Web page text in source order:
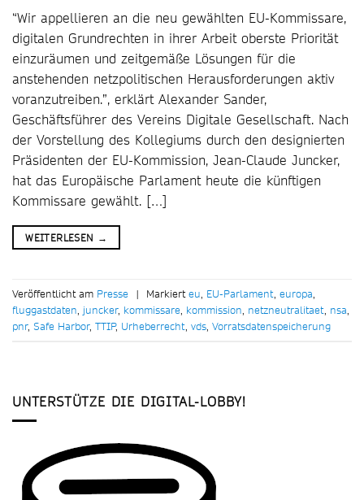
“Wir appellieren an die neu gewählten EU-Kommissare,
digitalen Grundrechten in ihrer Arbeit oberste Priorität
einzuräumen und zeitgemäße Lösungen für die
anstehenden netzpolitischen Herausforderungen aktiv
voranzutreiben.”, erklärt Alexander Sander,
Geschäftsführer des Vereins Digitale Gesellschaft. Nach
der Vorstellung des Kollegiums durch den designierten
Präsidenten der EU-Kommission, Jean-Claude Juncker,
hat das Europäische Parlament heute die künftigen
Kommissare gewählt. […]
WEITERLESEN →
Veröffentlicht am Presse | Markierteu, EU-Parlament, europa,
fluggastdaten, juncker, kommissare, kommission, netzneutralitaet, nsa,
pnr, Safe Harbor, TTIP, Urheberrecht, vds, Vorratsdatenspeicherung
UNTERSTÜTZE DIE DIGITAL-LOBBY!